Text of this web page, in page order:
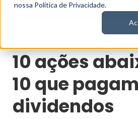
nossa Política de Privacidade.
10 ações abaixo de R$
10 ações
10 que pagam
dividendos